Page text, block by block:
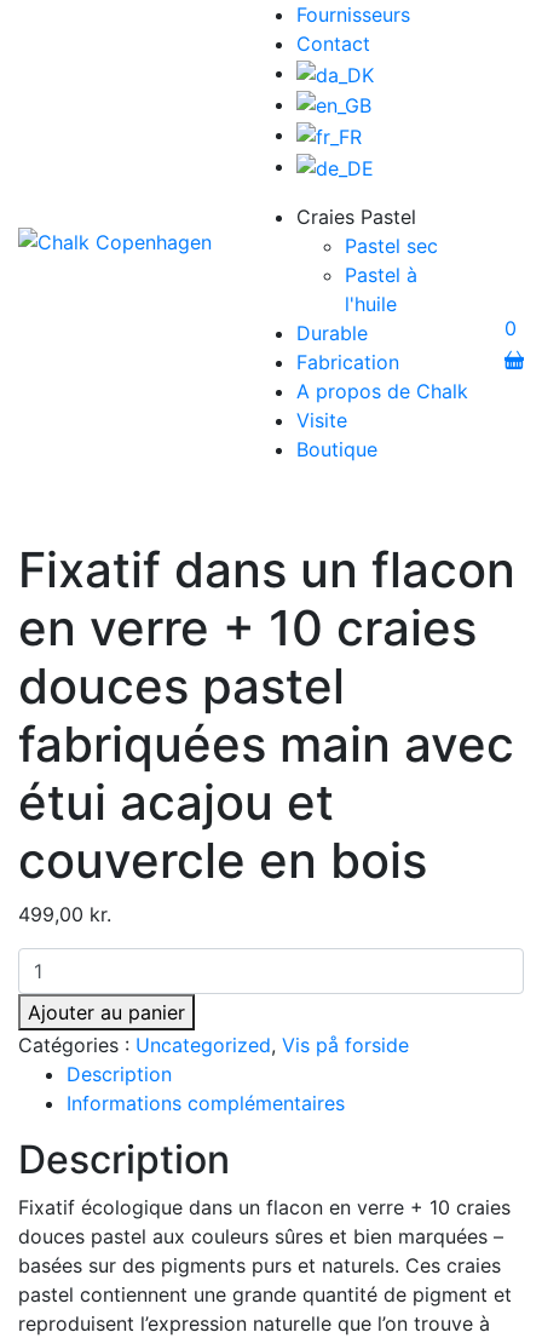
Fournisseurs
Contact
Craies Pastel
Pastel sec
Pastel à
l'huile
Durable
Fabrication
A propos de Chalk
Visite
Boutique
0
Fixatif dans un flacon
en verre + 10 craies
douces pastel
fabriquées main avec
étui acajou et
couvercle en bois
499,00 kr.
quantité
de
Fixativ
i
glasflaske
håndlavede
pastelkridt
i
trææske
med
trælåg
Ajouter au panier
Catégories : Uncategorized, Vis på forside
Description
Informations complémentaires
Description
Fixatif écologique dans un flacon en verre + 10 craies
douces pastel aux couleurs sûres et bien marquées –
basées sur des pigments purs et naturels. Ces craies
pastel contiennent une grande quantité de pigment et
reproduisent l’expression naturelle que l’on trouve à